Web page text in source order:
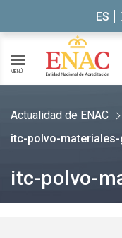
ES
MENÚ
Actualidad de ENAC
itc-polvo-materiales-
itc-polvo-